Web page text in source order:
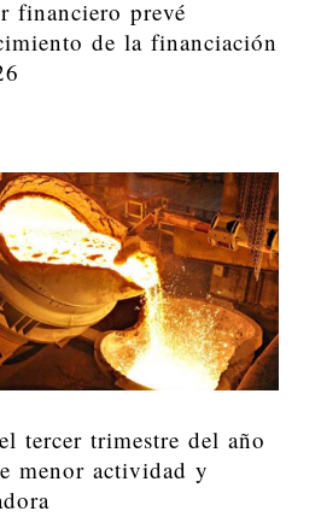
financiero prevé
de la financiación
tercer trimestre del año
menor actividad y